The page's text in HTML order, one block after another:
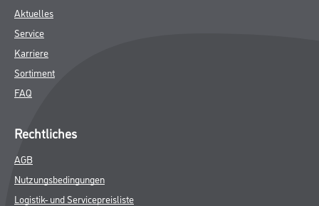
Aktuelles
Service
Karriere
Sortiment
FAQ
Rechtliches
AGB
Nutzungsbedingungen
Logistik- und Servicepreisliste